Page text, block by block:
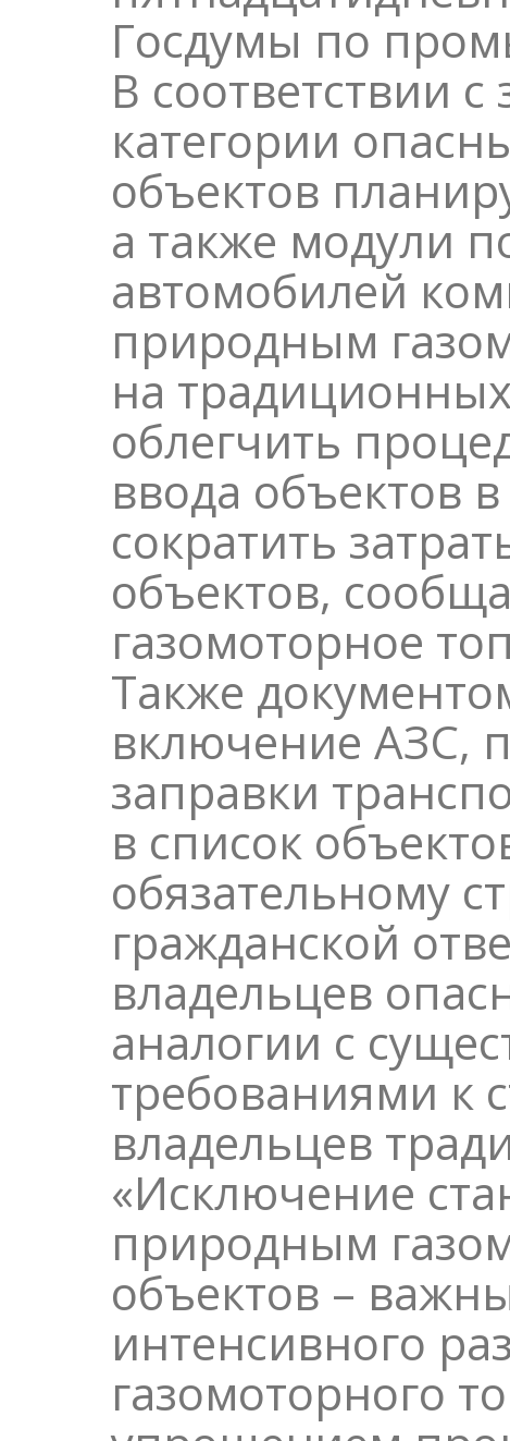
Госдумы по
В соответствии
категории
объектов
а также модули
автомобилей
природным
на
облегчить
ввода объектов
сократить
объектов,
газомоторное
Также
включение АЗС,
заправки
в список
обязательному
гражданской
владельцев
аналогии с
требованиями к
владельцев
«Исключение
природным
объектов –
интенсивного
газомоторного